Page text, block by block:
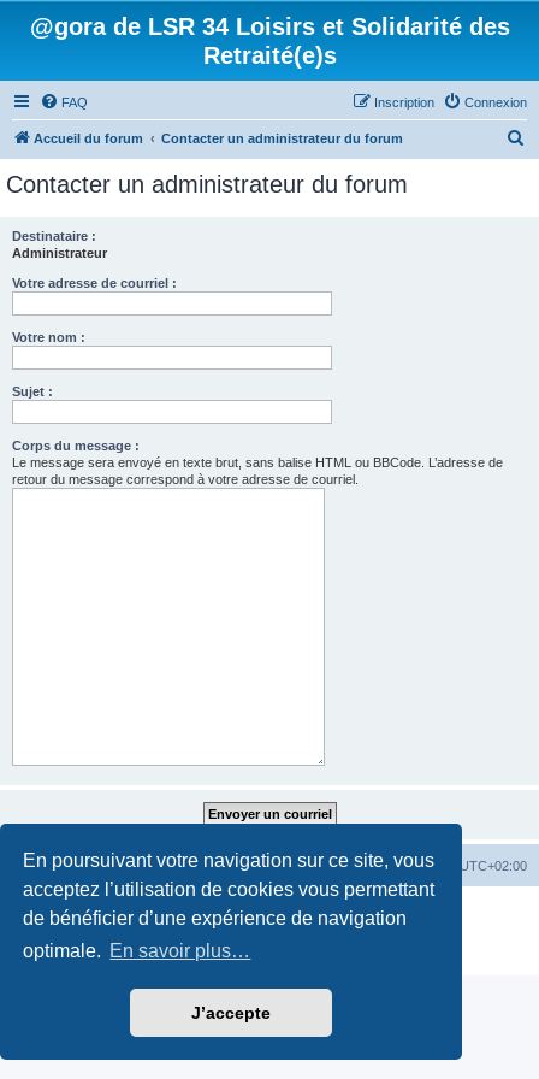
En poursuivant votre navigation sur ce site, vous
acceptez l’utilisation de cookies vous permettant
de bénéficier d’une expérience de navigation
optimale. En savoir plus…
J’accepte
@gora de LSR 34 Loisirs et Solidarité des
Retraité(e)s
FAQ Connexion
Inscription
Accueil du forum Contacter un administrateur du forum
Contacter un administrateur du forum
Destinataire :
Administrateur
Votre adresse de courriel :
Votre nom :
Sujet :
Corps du message :
Le message sera envoyé en texte brut, sans balise HTML ou BBCode. L’adresse de
retour du message correspond à votre adresse de courriel.
Accueil du forum Fuseau horaire sur UTC+02:00
Développé par phpBB
® Forum Software © phpBB Limited
Traduction française officielle
Miles Cellar
Confidentialité